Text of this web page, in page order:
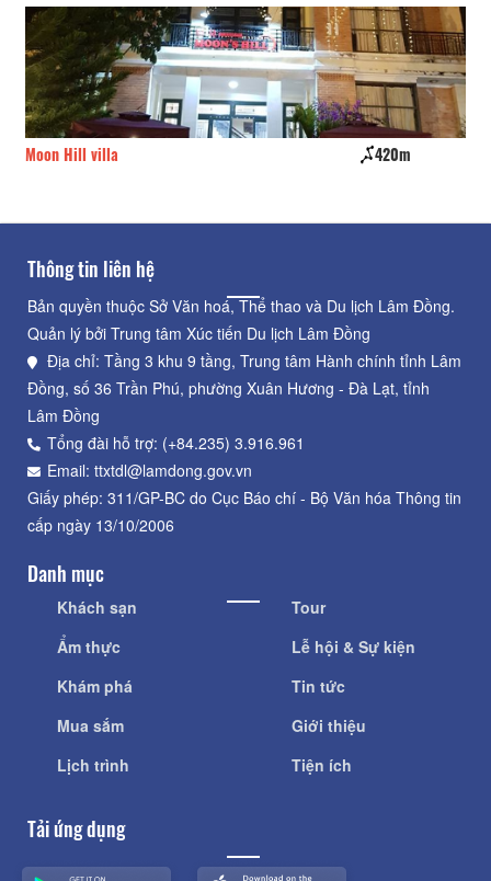
Moon Hill villa 420m
Thông tin liên hệ
Bản quyền thuộc Sở Văn hoá, Thể thao và Du lịch Lâm Đồng.
Quản lý bởi Trung tâm Xúc tiến Du lịch Lâm Đồng
Địa chỉ: Tầng 3 khu 9 tầng, Trung tâm Hành chính tỉnh Lâm
Đồng, số 36 Trần Phú, phường Xuân Hương - Đà Lạt, tỉnh
Lâm Đồng
Tổng đài hỗ trợ: (+84.235) 3.916.961
Email: ttxtdl@lamdong.gov.vn
Giấy phép: 311/GP-BC do Cục Báo chí - Bộ Văn hóa Thông tin
cấp ngày 13/10/2006
Danh mục
Khách sạn
Ẩm thực
Khám phá
Mua sắm
Lịch trình
Tour
Lễ hội & Sự kiện
Tin tức
Giới thiệu
Tiện ích
Tải ứng dụng